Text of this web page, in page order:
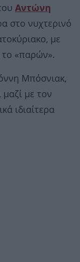
Αντώνη
στο νυχτερινό
με
«παρών».
Μπόσνιακ,
με τον
ιδιαίτερα